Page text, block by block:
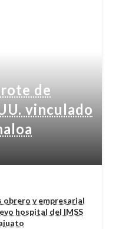
de
vinculado
obrero y empresarial
hospital del IMSS